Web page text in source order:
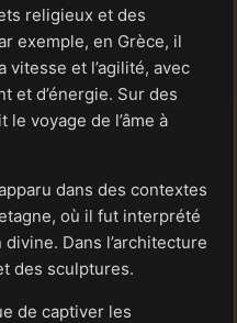
religieux et des
exemple, en Grèce, il
et l’agilité, avec
et d’énergie. Sur des
voyage de l’âme à
dans des contextes
où il fut interprété
Dans l’architecture
des sculptures.
de captiver les